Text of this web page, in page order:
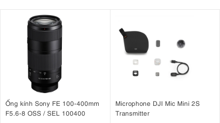
Ống kính Sony FE 100-400mm
F5.6-8 OSS / SEL 100400
Microphone DJI Mic Mini 2S
Transmitter